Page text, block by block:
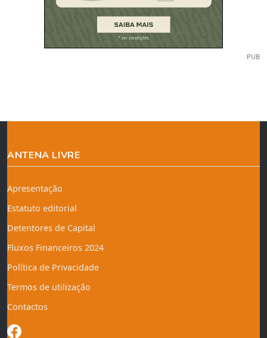
PUB
ANTENA LIVRE
Apresentação
Estatuto editorial
Detentores de Capital
Fluxos Financeiros 2024
Política de Privacidade
Termos de utilização
Contactos